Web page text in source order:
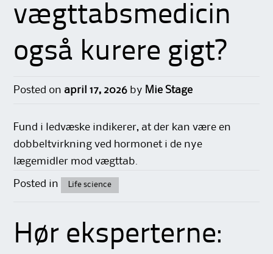
vægttabsmedicin
også kurere gigt?
Posted on april 17, 2026 by Mie Stage
Fund i ledvæske indikerer, at der kan være en
dobbeltvirkning ved hormonet i de nye
lægemidler mod vægttab.
Posted in Life science
Hør eksperterne: